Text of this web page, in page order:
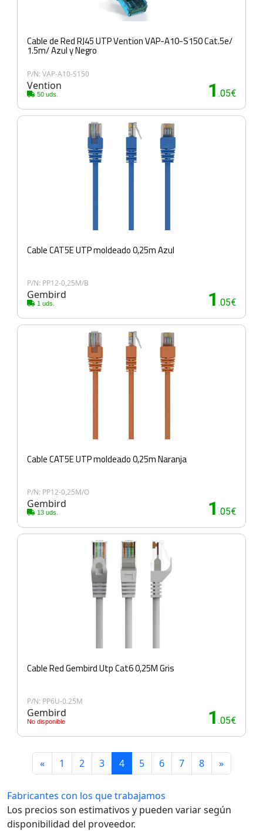
Cable de Red RJ45 UTP Vention VAP-A10-S150 Cat.5e/
1.5m/ Azul y Negro
P/N: VAP-A10-S150
Vention
50 uds. 1 .05€
Cable CAT5E UTP moldeado 0,25m Azul
P/N: PP12-0,25M/B
Gembird
1 uds. 1 .05€
Cable CAT5E UTP moldeado 0,25m Naranja
P/N: PP12-0,25M/O
Gembird
13 uds. 1 .05€
Cable Red Gembird Utp Cat6 0,25M Gris
P/N: PP6U-0.25M
Gembird
No disponible 1 .05€
« 1 2 3 4 5 6 7 8 »
Fabricantes con los que trabajamos
Los precios son estimativos y pueden variar según
disponibilidad del proveedor.